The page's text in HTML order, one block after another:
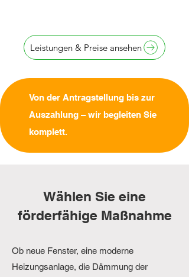
Leistungen & Preise ansehen
Von der Antragstellung bis zur
Auszahlung – wir begleiten Sie
komplett.
Wählen Sie eine
förderfähige Maßnahme
Ob neue Fenster, eine moderne
Heizungsanlage, die Dämmung der